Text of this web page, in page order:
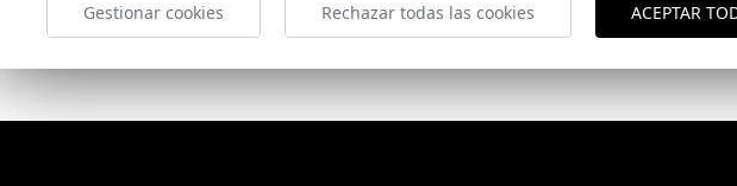
Gestionar cookies Rechazar todas las cookies ACEPTAR